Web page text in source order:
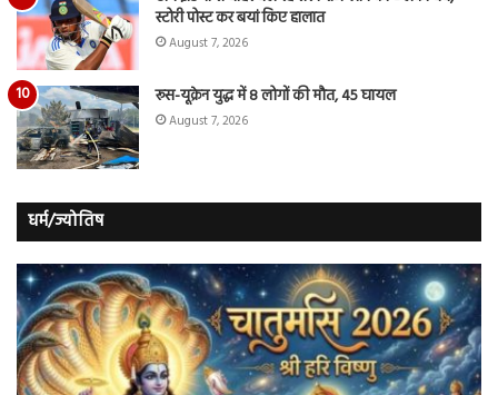
स्टोरी पोस्ट कर बयां किए हालात
August 7, 2026
रूस-यूक्रेन युद्ध में 8 लोगों की मौत, 45 घायल
August 7, 2026
धर्म/ज्योतिष